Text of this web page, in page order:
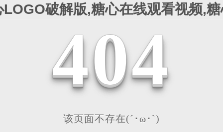
破解版,糖心在线观看视频,
404
该页面不存在(´･ω･`)